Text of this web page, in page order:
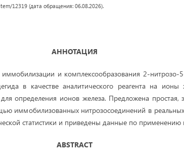
12319 (дата обращения: 06.08.2026).
АННОТАЦИЯ
и комплексообразования 2-нитрозо-
в качестве аналитического реагента на
определения ионов железа. Предложена простая,
иммобилизованных нитрозосоединений в реальных
статистики и приведены данные по применению
ABSTRACT